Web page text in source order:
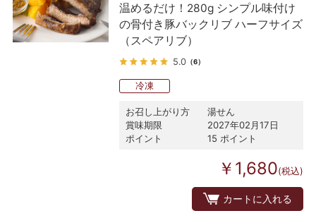
温めるだけ！280g シンプル味付け
の骨付き豚バックリブ ハーフサイズ
（スペアリブ）
5.0 （6）
冷凍
お召し上がり方
湯せん
賞味期限
2027年02月17日
ポイント
15 ポイント
￥1,680(税込)
カートに入れる